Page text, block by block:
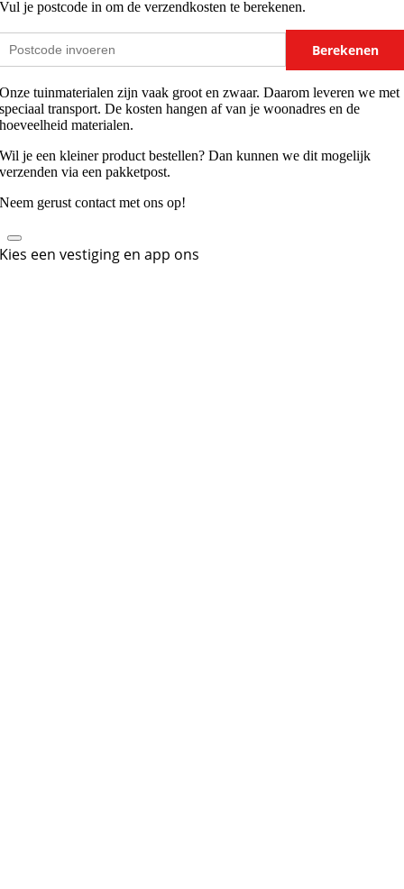
Vul je postcode in om de verzendkosten te berekenen.
Berekenen
Onze tuinmaterialen zijn vaak groot en zwaar. Daarom leveren we met
speciaal transport. De kosten hangen af van je woonadres en de
hoeveelheid materialen.
Wil je een kleiner product bestellen? Dan kunnen we dit mogelijk
verzenden via een pakketpost.
Neem gerust contact met ons op!
Kies een vestiging en app ons